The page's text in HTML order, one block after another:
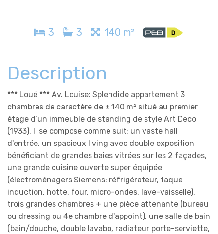
3 3 140 m²
Description
*** Loué *** Av. Louise: Splendide appartement 3
chambres de caractère de ± 140 m² situé au premier
étage d’un immeuble de standing de style Art Deco
(1933). Il se compose comme suit: un vaste hall
d'entrée, un spacieux living avec double exposition
bénéficiant de grandes baies vitrées sur les 2 façades,
une grande cuisine ouverte super équipée
(électroménagers Siemens: réfrigérateur, taque
induction, hotte, four, micro-ondes, lave-vaisselle),
trois grandes chambres + une pièce attenante (bureau
ou dressing ou 4e chambre d'appoint), une salle de bain
(bain/douche, double lavabo, radiateur porte-serviette,